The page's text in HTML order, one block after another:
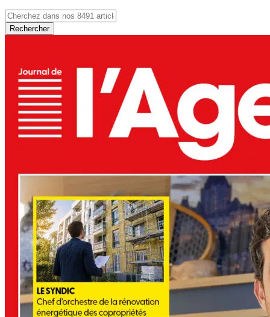
Rechercher